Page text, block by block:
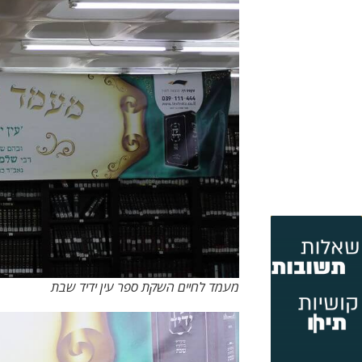
מעמד לחיים השקת ספר עין ידיד שבת